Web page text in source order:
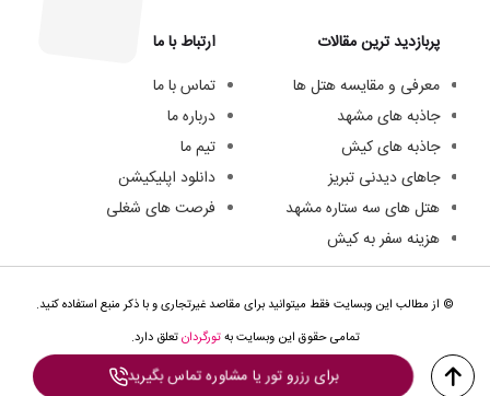
برای رزرو تور یا مشاوره تماس بگیرید
پربازدید ترین مقالات
معرفی و مقایسه هتل ها
جاذبه های مشهد
جاذبه های کیش
جاهای دیدنی تبریز
هتل های سه ستاره مشهد
هزینه سفر به کیش
ارتباط با ما
تماس با ما
درباره ما
تیم ما
دانلود اپلیکیشن
فرصت های شغلی
© از مطالب این وبسایت فقط میتوانید برای مقاصد غیرتجاری و با ذکر منبع استفاده کنید.
تمامی حقوق این وبسایت بهتورگردانتعلق دارد.